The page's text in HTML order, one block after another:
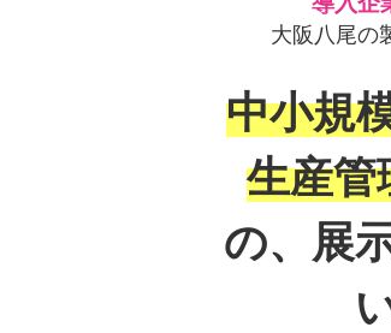
大阪八尾の
中小規
生産管
の、展